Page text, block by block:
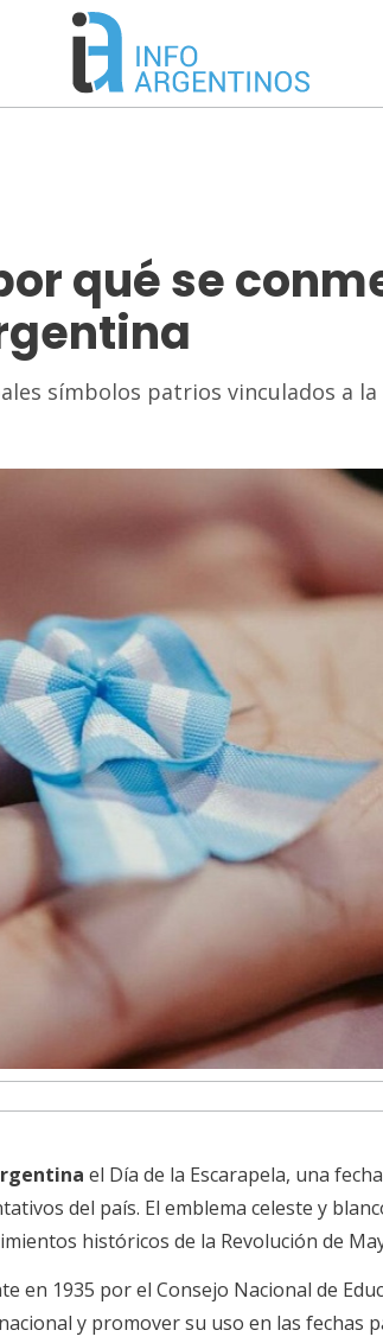
qué se
símbolos patrios vinculados a la
el Día de la Escarapela, una
del país. El emblema celeste y
históricos de la Revolución de
en 1935 por el Consejo Nacional de
y promover su uso en las fechas